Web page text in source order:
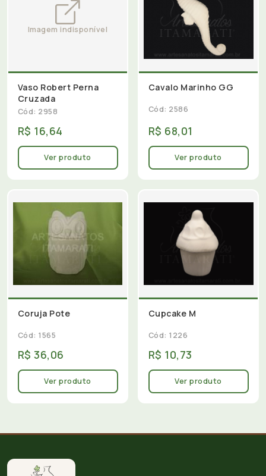
Vaso Robert Perna
Cruzada
Cód: 2958
R$ 16,64
Ver produto
Cavalo Marinho GG
Cód: 2586
R$ 68,01
Ver produto
Coruja Pote
Cód: 1565
R$ 36,06
Ver produto
Cupcake M
Cód: 1226
R$ 10,73
Ver produto